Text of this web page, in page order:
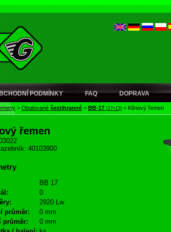
PODMÍNKY FAQ DOPRAVA
> Obalované šestihranné > BB-17 (17×13) > Klínový řemen
řemen
40103900
BB 17
0
2920 Lw
průměr:
0 mm
průměr:
0 mm